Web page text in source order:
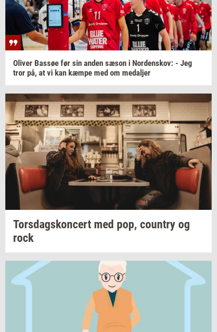
Oli­ver Bas­søe før sin anden sæson i Nor­denskov: - Jeg
tror på, at vi kan kæmpe med om me­dal­jer
Tors­dags­kon­cert med pop, co­un­try og
rock